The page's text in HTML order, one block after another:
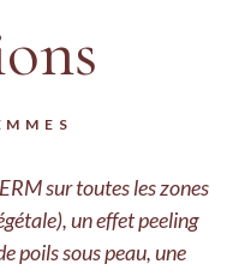
sur toutes les zones
un effet peeling
poils sous peau, une